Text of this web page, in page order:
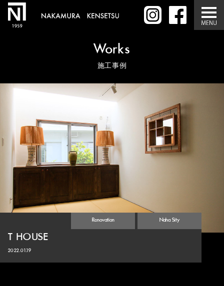
Works
施工事例
Renovation Naha Sity
T HOUSE
2022.01.19